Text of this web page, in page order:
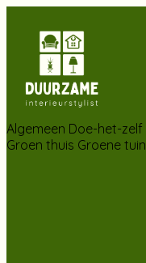
Algemeen Doe-het-zelf
Groen thuis Groene tuin